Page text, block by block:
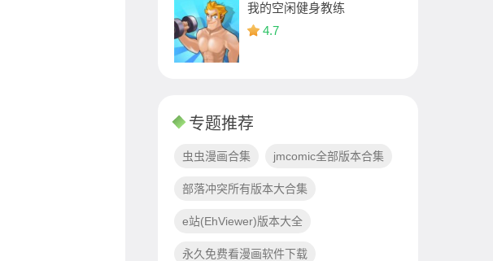
我的空闲健身教练
4.7
专题推荐
虫虫漫画合集 jmcomic全部版本合集
部落冲突所有版本大合集
e站(EhViewer)版本大全
永久免费看漫画软件下载